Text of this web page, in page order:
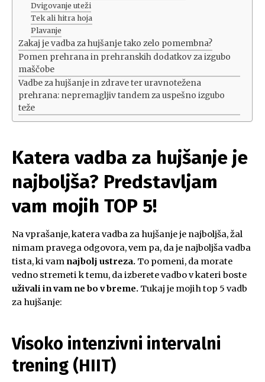
Dvigovanje uteži
Tek ali hitra hoja
Plavanje
Zakaj je vadba za hujšanje tako zelo pomembna?
Pomen prehrana in prehranskih dodatkov za izgubo
maščobe
Vadbe za hujšanje in zdrave ter uravnotežena
prehrana: nepremagljiv tandem za uspešno izgubo
teže
Katera vadba za hujšanje je
najboljša? Predstavljam
vam mojih TOP 5!
Na vprašanje, katera vadba za hujšanje je najboljša, žal
nimam pravega odgovora, vem pa, da je najboljša vadba
tista, ki vam najbolj ustreza. To pomeni, da morate
vedno stremeti k temu, da izberete vadbo v kateri boste
uživali in vam ne bo v breme. Tukaj je mojih top 5 vadb
za hujšanje:
Visoko intenzivni intervalni
trening (HIIT)